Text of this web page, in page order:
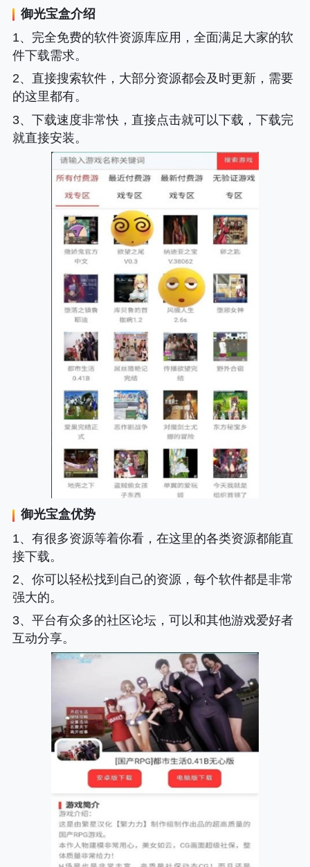
御光宝盒介绍
1、完全免费的软件资源库应用，全面满足大家的软
件下载需求。
2、直接搜索软件，大部分资源都会及时更新，需要
的这里都有。
3、下载速度非常快，直接点击就可以下载，下载完
就直接安装。
御光宝盒优势
1、有很多资源等着你看，在这里的各类资源都能直
接下载。
2、你可以轻松找到自己的资源，每个软件都是非常
强大的。
3、平台有众多的社区论坛，可以和其他游戏爱好者
互动分享。